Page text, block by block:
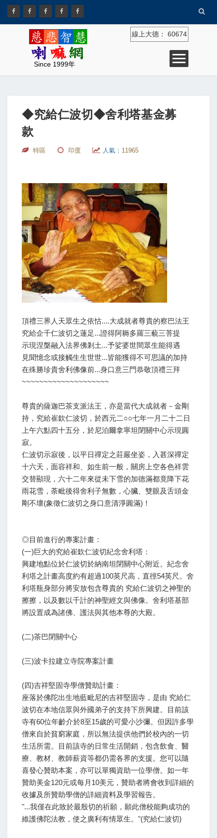
Since 1999年
線上大德： 60674
◆究給仁波切◆舍利塔基金募
款
特區 印度 人氣： 11965
頂禮三界人天眾生之依怙....大成就者尊貴的察巴法王
究給企千仁波切之蓮足...證得阿耨多羅三藐三菩提
示現涅槃融入法界佛剎土...予娑婆世間眾生能得遇
見聞憶念或接觸生生世世...皆能獲得不可思議的加持
在殊勝珍貴舍利佛像前...身口意三門恭敬頂禮三拜
~~~~~~~~~~~~~~~~~~~~
尊貴的薩迦巴茶支派法王，亦是當代大成就者－金剛
持，究給崔欽仁波切，於西元二○○七年一月二十二日
上午六點四十五分，於尼泊爾拿寧坦閉關中心示現圓
寂。
仁波切示寂後，以平日禪定之莊嚴坐姿，入甚深禪定
十六天，面容祥和、如生前一般，關房上空各色祥雲
交替顯現，六十二年來從未下雪的加德滿都竟降下花
雨花雪，荼毗後得舍利子無數，心臟、雙眼及舌頭金
剛不壞(象徵仁波切之身口意清淨圓滿)！
◎目前進行的專案計畫：
(一)巨大的究給崔欽仁波切紀念舍利塔：
興建地點位於仁波切於納南坦閉關中心附近。紀念舍
利塔之計畫高度約有超過100英尺高，直徑54英尺。舍
利塔瓶身部分將安放包含尊貴的 究給仁波切之神聖的
擦擦，以及數以千計的神聖經文與佛像。舍利塔基部
將設置成為諸佛、護法與其他本尊的大殿。
(二)茶巴閉關中心
(三)波卡拉建立寺院專案計畫
(四)吉祥堅固寺學僧贊助計畫：
座落於佛陀出生地藍毗尼的吉祥堅固寺，是由 究給仁
波切在本地信眾與外國弟子的支持下所興建。目前該
寺有60位年齡介於8至15歲的可愛小沙彌。但因許多學
僧來自於貧窮家庭，所以無法提供他們於校內的一切
生活所需。目前該寺的日常生活開銷，包含飲食、醫
療、教材、教師薪資等都仍需各界的支援。您可以隨
喜發心贊助本案，亦可以單獨資助一位學僧。如一年
贊助美金120元或每月10美元，贊助者將會收到詳細的
收據及所贊助學僧的詳細資料及學習報告。
"...我僅在此致於最殷切的祈願，願此僧校能夠成功的
維護佛陀法教，使之廣利有情眾生。"(究給仁波切)